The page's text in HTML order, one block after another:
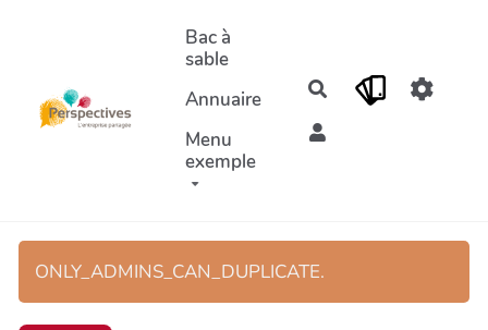
Aller au contenu principal
Bac à
sable
Annuaire
Menu
exemple
Rechercher
ONLY_ADMINS_CAN_DUPLICATE.